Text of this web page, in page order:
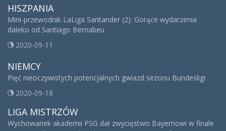
HISZPANIA
Mini-przewodnik LaLiga Santander (2): Gorące wydarzenia
daleko od Santiago Bernabeu
2020-09-11
NIEMCY
Pięć nieoczywistych potencjalnych gwiazd sezonu Bundesligi
2020-09-18
LIGA MISTRZÓW
Wychowanek akademii PSG dał zwycięstwo Bayernowi w finale